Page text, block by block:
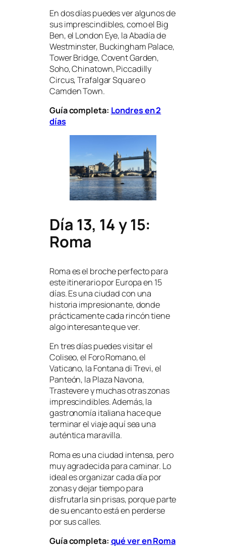
En dos días puedes ver algunos de
sus imprescindibles, como el Big
Ben, el London Eye, la Abadía de
Westminster, Buckingham Palace,
Tower Bridge, Covent Garden,
Soho, Chinatown, Piccadilly
Circus, Trafalgar Square o
Camden Town.
Guía completa: Londres en 2
días
Día 13, 14 y 15:
Roma
Roma es el broche perfecto para
este itinerario por Europa en 15
días. Es una ciudad con una
historia impresionante, donde
prácticamente cada rincón tiene
algo interesante que ver.
En tres días puedes visitar el
Coliseo, el Foro Romano, el
Vaticano, la Fontana di Trevi, el
Panteón, la Plaza Navona,
Trastevere y muchas otras zonas
imprescindibles. Además, la
gastronomía italiana hace que
terminar el viaje aquí sea una
auténtica maravilla.
Roma es una ciudad intensa, pero
muy agradecida para caminar. Lo
ideal es organizar cada día por
zonas y dejar tiempo para
disfrutarla sin prisas, porque parte
de su encanto está en perderse
por sus calles.
Guía completa: qué ver en Roma